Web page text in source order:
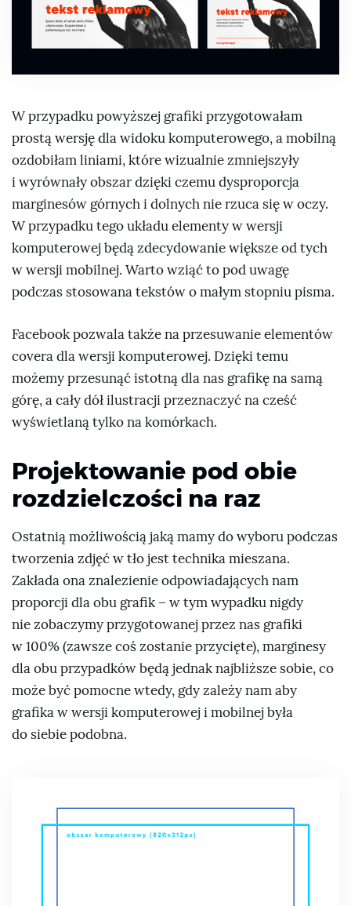
W przypadku powyższej grafiki przygotowałam
prostą wersję dla widoku komputerowego, a mobilną
ozdobiłam liniami, które wizualnie zmniejszyły
i wyrównały obszar dzięki czemu dysproporcja
marginesów górnych i dolnych nie rzuca się w oczy.
W przypadku tego układu elementy w wersji
komputerowej będą zdecydowanie większe od tych
w wersji mobilnej. Warto wziąć to pod uwagę
podczas stosowana tekstów o małym stopniu pisma.
Facebook pozwala także na przesuwanie elementów
covera dla wersji komputerowej. Dzięki temu
możemy przesunąć istotną dla nas grafikę na samą
górę, a cały dół ilustracji przeznaczyć na cześć
wyświetlaną tylko na komórkach.
Projektowanie pod obie
rozdzielczości na raz
Ostatnią możliwością jaką mamy do wyboru podczas
tworzenia zdjęć w tło jest technika mieszana.
Zakłada ona znalezienie odpowiadających nam
proporcji dla obu grafik – w tym wypadku nigdy
nie zobaczymy przygotowanej przez nas grafiki
w 100% (zawsze coś zostanie przycięte), marginesy
dla obu przypadków będą jednak najbliższe sobie, co
może być pomocne wtedy, gdy zależy nam aby
grafika w wersji komputerowej i mobilnej była
do siebie podobna.